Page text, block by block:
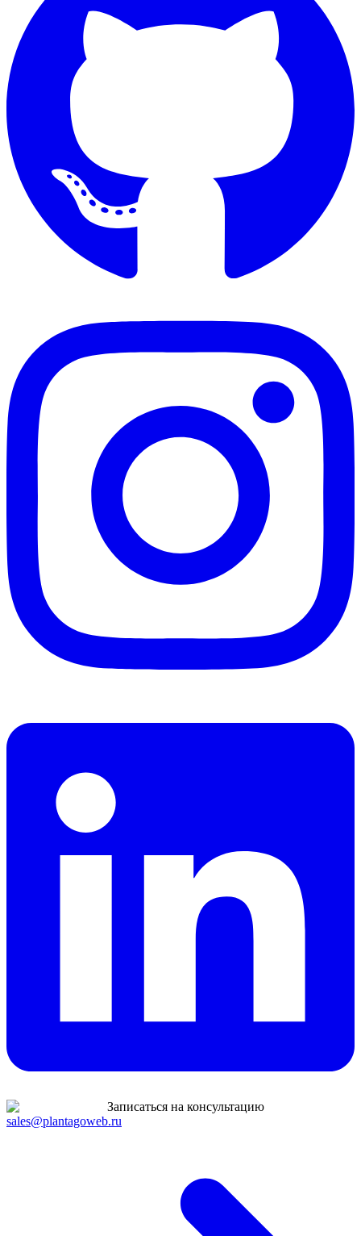
Записаться на консультацию
sales@plantagoweb.ru